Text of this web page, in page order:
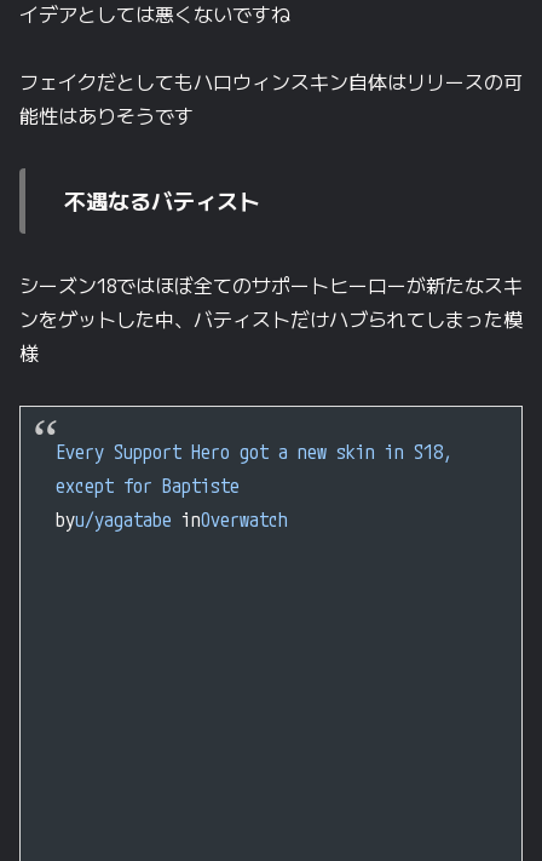
イデアとしては悪くないですね
フェイクだとしてもハロウィンスキン自体はリリースの可
能性はありそうです
不遇なるバティスト
シーズン18ではほぼ全てのサポートヒーローが新たなスキ
ンをゲットした中、バティストだけハブられてしまった模
様
Every Support Hero got a new skin in S18,
except for Baptiste
byu/yagatabe inOverwatch